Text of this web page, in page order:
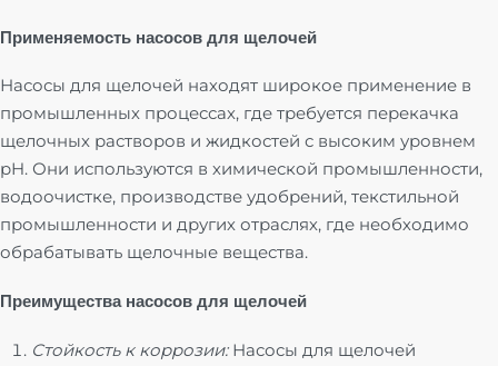
Применяемость насосов для щелочей
Насосы для щелочей находят широкое применение в
промышленных процессах, где требуется перекачка
щелочных растворов и жидкостей с высоким уровнем
pH. Они используются в химической промышленности,
водоочистке, производстве удобрений, текстильной
промышленности и других отраслях, где необходимо
обрабатывать щелочные вещества.
Преимущества насосов для щелочей
Стойкость к коррозии:Насосы для щелочей